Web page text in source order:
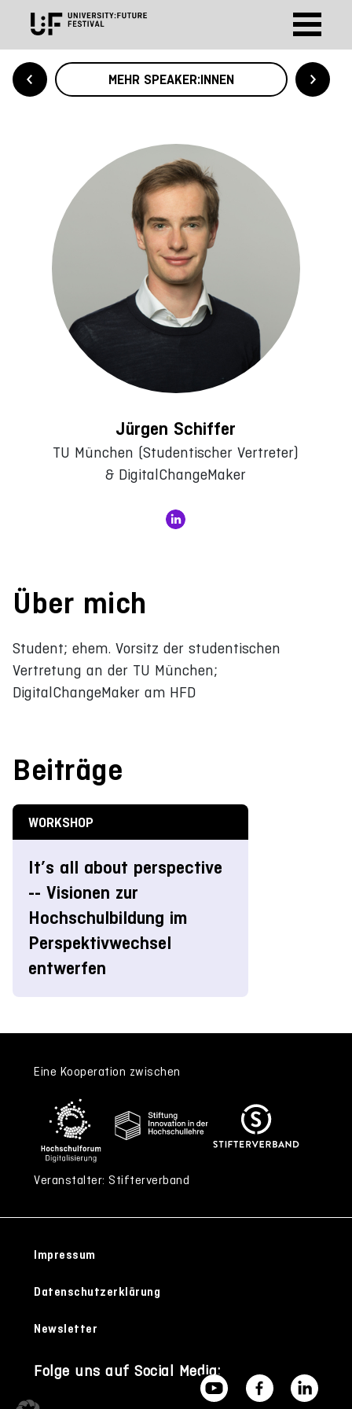
MEHR SPEAKER:INNEN
Jürgen Schiffer
TU München (Studentischer Vertreter)
& DigitalChangeMaker
Über mich
Student; ehem. Vorsitz der studentischen
Vertretung an der TU München;
DigitalChangeMaker am HFD
Beiträge
WORKSHOP
It’s all about perspective
-- Visionen zur
Hochschulbildung im
Perspektivwechsel
entwerfen
Eine Kooperation zwischen
Veranstalter: Stifterverband
Impressum
Datenschutzerklärung
Newsletter
Folge uns auf Social Media: